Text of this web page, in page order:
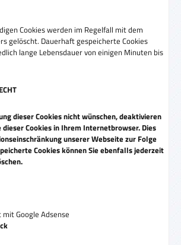
Cookies werden im Regelfall mit dem
gelöscht. Dauerhaft gespeicherte Cookies
lange Lebensdauer von einigen Minuten bis
dieser Cookies nicht wünschen, deaktivieren
Cookies in Ihrem Internetbrowser. Dies
unserer Webseite zur Folge
Cookies können Sie ebenfalls jederzeit
Google Adsense